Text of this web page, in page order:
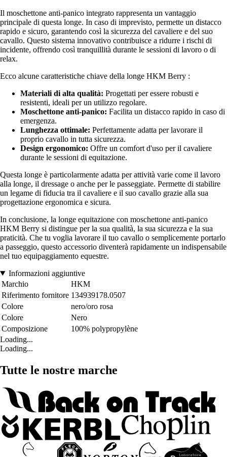
Il moschettone anti-panico integrato rappresenta un vantaggio
principale di questa longe. In caso di imprevisto, permette un distacco
rapido e sicuro, garantendo così la sicurezza del cavaliere e del suo
cavallo. Questo sistema innovativo contribuisce a ridurre i rischi di
incidente, offrendo così tranquillità durante le sessioni di lavoro o di
relax.
Ecco alcune caratteristiche chiave della longe HKM Berry :
Materiali di alta qualità: Progettati per essere robusti e
resistenti, ideali per un utilizzo regolare.
Moschettone anti-panico: Facilita un distacco rapido in caso di
emergenza.
Lunghezza ottimale: Perfettamente adatta per lavorare il
proprio cavallo in tutta sicurezza.
Design ergonomico: Offre un comfort d'uso per il cavaliere
durante le sessioni di equitazione.
Questa longe è particolarmente adatta per attività varie come il lavoro
alla longe, il dressage o anche per le passeggiate. Permette di stabilire
un legame di fiducia tra il cavaliere e il suo cavallo grazie alla sua
progettazione ergonomica e sicura.
In conclusione, la longe equitazione con moschettone anti-panico
HKM Berry si distingue per la sua qualità, la sua sicurezza e la sua
praticità. Che tu voglia lavorare il tuo cavallo o semplicemente portarlo
a passeggio, questo accessorio diventerà rapidamente un indispensabile
nel tuo equipaggiamento equestre.
Informazioni aggiuntive
Marchio
HKM
Riferimento fornitore 134939178.0507
Colore
nero/oro rosa
Colore
Nero
Composizione
100% polypropylène
Loading...
Loading...
Tutte le nostre marche